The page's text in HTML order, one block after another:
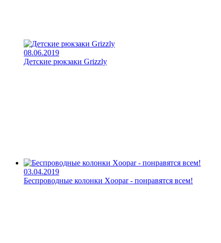
08.06.2019
Детские рюкзаки Grizzly
03.04.2019
Беспроводные колонки Xoopar - понравятся всем!